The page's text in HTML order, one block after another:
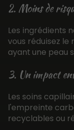
2. Moins de
Les ingrédients
vous réduisez
ayant une peau
3. Un impact
Les soins
l'empreinte
recyclables ou